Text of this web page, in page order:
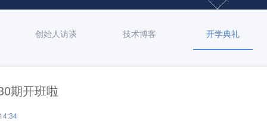
创始人访谈 技术博客 开学典礼
期开班啦